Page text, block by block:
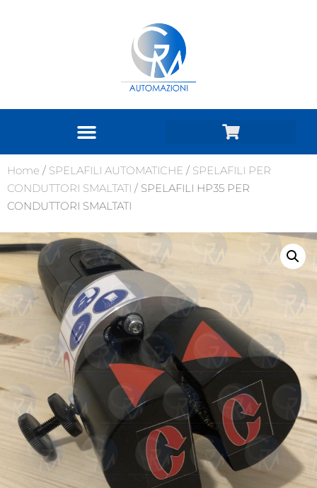
Home / SPELAFILI AUTOMATICHE / SPELAFILI PER
CONDUTTORI SMALTATI / SPELAFILI HP35 PER
CONDUTTORI SMALTATI